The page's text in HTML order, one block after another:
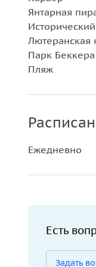
Янтарная
Лютеранская
Парк Беккера
Пляж
Ежедневно
Есть
Задать